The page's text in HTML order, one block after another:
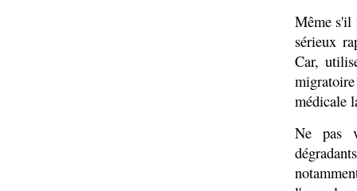
Même s'il
sérieux
Car,
médicale
Ne pas